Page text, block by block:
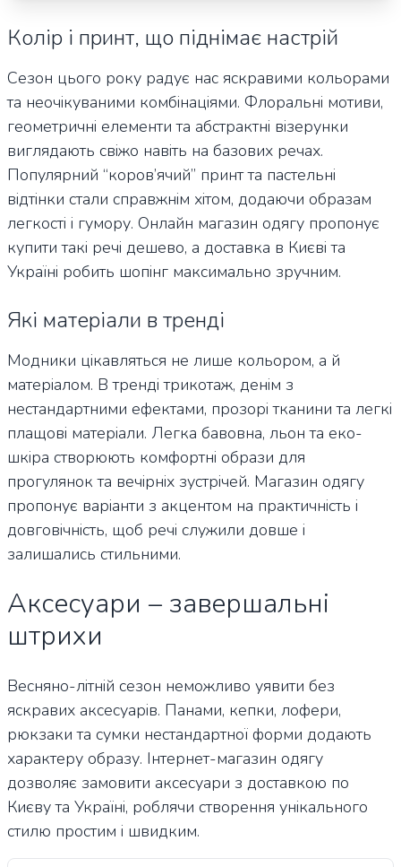
Колір і принт, що піднімає настрій
Сезон цього року радує нас яскравими кольорами
та неочікуваними комбінаціями. Флоральні мотиви,
геометричні елементи та абстрактні візерунки
виглядають свіжо навіть на базових речах.
Популярний “коров’ячий” принт та пастельні
відтінки стали справжнім хітом, додаючи образам
легкості і гумору. Онлайн магазин одягу пропонує
купити такі речі дешево, а доставка в Києві та
Україні робить шопінг максимально зручним.
Які матеріали в тренді
Модники цікавляться не лише кольором, а й
матеріалом. В тренді трикотаж, денім з
нестандартними ефектами, прозорі тканини та легкі
плащові матеріали. Легка бавовна, льон та еко-
шкіра створюють комфортні образи для
прогулянок та вечірніх зустрічей. Магазин одягу
пропонує варіанти з акцентом на практичність і
довговічність, щоб речі служили довше і
залишались стильними.
Аксесуари – завершальні
штрихи
Весняно-літній сезон неможливо уявити без
яскравих аксесуарів. Панами, кепки, лофери,
рюкзаки та сумки нестандартної форми додають
характеру образу. Інтернет-магазин одягу
дозволяє замовити аксесуари з доставкою по
Києву та Україні, роблячи створення унікального
стилю простим і швидким.